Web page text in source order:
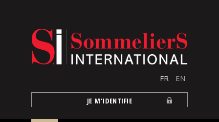
FR EN
JE M'IDENTIFIE